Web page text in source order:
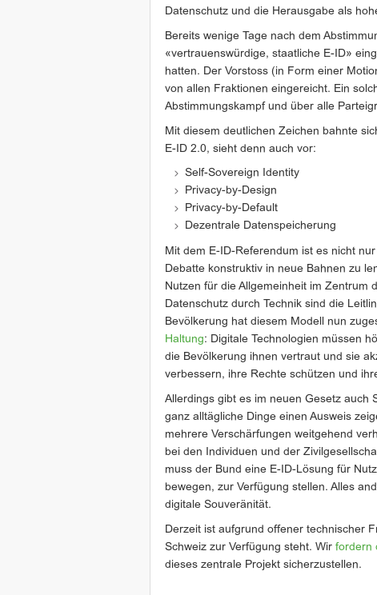
Datenschutz und die Herausgabe als
Bereits wenige Tage nach dem
«vertrauenswürdige, staatliche E-ID»
hatten. Der Vorstoss (in Form einer
von allen Fraktionen eingereicht. Ein
Abstimmungskampf und über alle
Mit diesem deutlichen Zeichen bahnte
E-ID 2.0, sieht denn auch vor:
Self-Sovereign Identity
Privacy-by-Design
Privacy-by-Default
Dezentrale Datenspeicherung
Mit dem E-ID-Referendum ist es nicht
Debatte konstruktiv in neue Bahnen zu
Nutzen für die Allgemeinheit im Zentrum
Datenschutz durch Technik sind die
Bevölkerung hat diesem Modell nun
Haltung: Digitale Technologien müssen
die Bevölkerung ihnen vertraut und sie
verbessern, ihre Rechte schützen und
Allerdings gibt es im neuen Gesetz auch
ganz alltägliche Dinge einen Ausweis
mehrere Verschärfungen weitgehend
bei den Individuen und der
muss der Bund eine E-ID-Lösung für
bewegen, zur Verfügung stellen. Alles
digitale Souveränität.
Derzeit ist aufgrund offener technischer
Schweiz zur Verfügung steht. Wir fordern
dieses zentrale Projekt sicherzustellen.